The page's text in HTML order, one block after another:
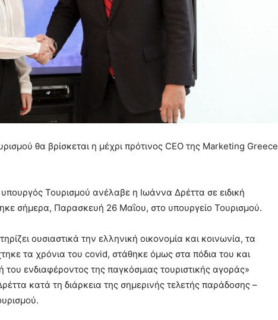
θα βρίσκεται η μέχρι πρότινος CEO της Marketing Greece
Τουρισμού ανέλαβε η Ιωάννα Δρέττα σε ειδική
σήμερα, Παρασκευή 26 Μαΐου, στο υπουργείο Τουρισμού.
ουσιαστικά την ελληνική οικονομία και κοινωνία, τα
τα χρόνια του covid, στάθηκε όμως στα πόδια του και
ενδιαφέροντος της παγκόσμιας τουριστικής αγοράς»
κατά τη διάρκεια της σημερινής τελετής παράδοσης –